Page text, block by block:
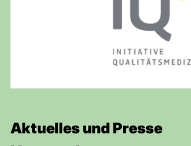
Aktuelles und Presse